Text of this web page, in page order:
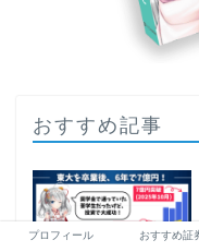
おすすめ記事
プロフィール おすすめ証